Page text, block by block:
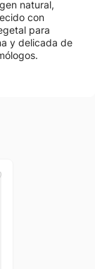
natural,
con
para
y delicada de